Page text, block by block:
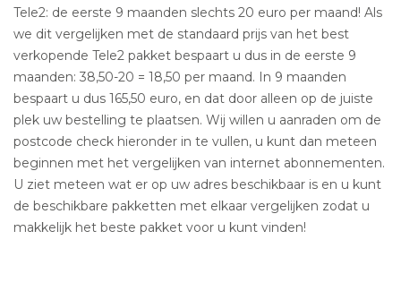
Tele2: de eerste 9 maanden slechts 20 euro per maand! Als
we dit vergelijken met de standaard prijs van het best
verkopende Tele2 pakket bespaart u dus in de eerste 9
maanden: 38,50-20 = 18,50 per maand. In 9 maanden
bespaart u dus 165,50 euro, en dat door alleen op de juiste
plek uw bestelling te plaatsen. Wij willen u aanraden om de
postcode check hieronder in te vullen, u kunt dan meteen
beginnen met het vergelijken van internet abonnementen.
U ziet meteen wat er op uw adres beschikbaar is en u kunt
de beschikbare pakketten met elkaar vergelijken zodat u
makkelijk het beste pakket voor u kunt vinden!